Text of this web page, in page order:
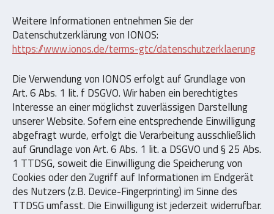
Weitere Informationen entnehmen Sie der
Datenschutzerklärung von IONOS:
https://www.ionos.de/terms-gtc/datenschutzerklaerung
Die Verwendung von IONOS erfolgt auf Grundlage von
Art. 6 Abs. 1 lit. f DSGVO. Wir haben ein berechtigtes
Interesse an einer möglichst zuverlässigen Darstellung
unserer Website. Sofern eine entsprechende Einwilligung
abgefragt wurde, erfolgt die Verarbeitung ausschließlich
auf Grundlage von Art. 6 Abs. 1 lit. a DSGVO und § 25 Abs.
1 TTDSG, soweit die Einwilligung die Speicherung von
Cookies oder den Zugriff auf Informationen im Endgerät
des Nutzers (z.B. Device-Fingerprinting) im Sinne des
TTDSG umfasst. Die Einwilligung ist jederzeit widerrufbar.